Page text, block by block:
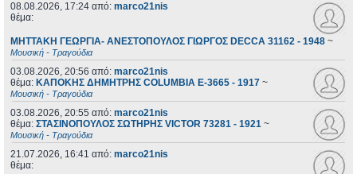
08.08.2026, 17:24 από: marco21nis
θέμα:
ΜΗΤΤΑΚΗ ΓΕΩΡΓΙΑ- ΑΝΕΣΤΟΠΟΥΛΟΣ ΓΙΩΡΓΟΣ DECCA 31162 - 1948 ~
Μουσική - Τραγούδια
03.08.2026, 20:56 από: marco21nis
θέμα: ΚΑΠΟΚΗΣ ΔΗΜΗΤΡΗΣ COLUMBIA E-3665 - 1917 ~
Μουσική - Τραγούδια
03.08.2026, 20:55 από: marco21nis
θέμα: ΣΤΑΣΙΝΟΠΟΥΛΟΣ ΣΩΤΗΡΗΣ VICTOR 73281 - 1921 ~
Μουσική - Τραγούδια
21.07.2026, 16:41 από: marco21nis
θέμα: